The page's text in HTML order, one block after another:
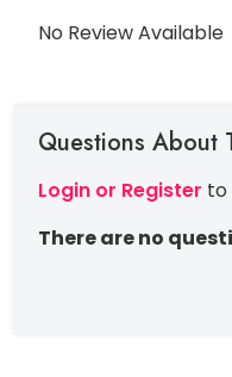
No Review Available
Questions About
Login or Register to
There are no